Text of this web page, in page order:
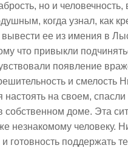
но и
когда узнал, как
ее из имения в
что привыкли
появление
и смелость
настоять на своем,
доме. Эта
незнакомому человеку.
готовность поддержать